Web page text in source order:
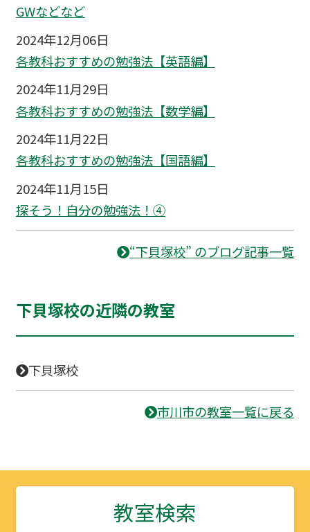
GWなどなど
2024年12月06日
各教科おすすめの勉強法【英語編】
2024年11月29日
各教科おすすめの勉強法【数学編】
2024年11月22日
各教科おすすめの勉強法【国語編】
2024年11月15日
探そう！自分の勉強法！④
“下貝塚校” のブログ記事一覧
下貝塚校の近隣の教室
下貝塚校
市川市の教室一覧に戻る
教室検索